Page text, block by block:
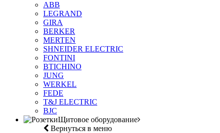
ABB
LEGRAND
GIRA
BERKER
MERTEN
SHNEIDER ELECTRIC
FONTINI
BTICHINO
JUNG
WERKEL
FEDE
T&J ELECTRIC
BJC
Щитовое оборудование
Вернуться в меню